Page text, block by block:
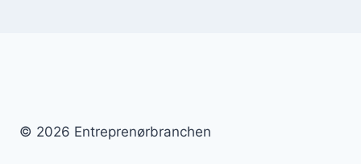
© 2026 Entreprenørbranchen